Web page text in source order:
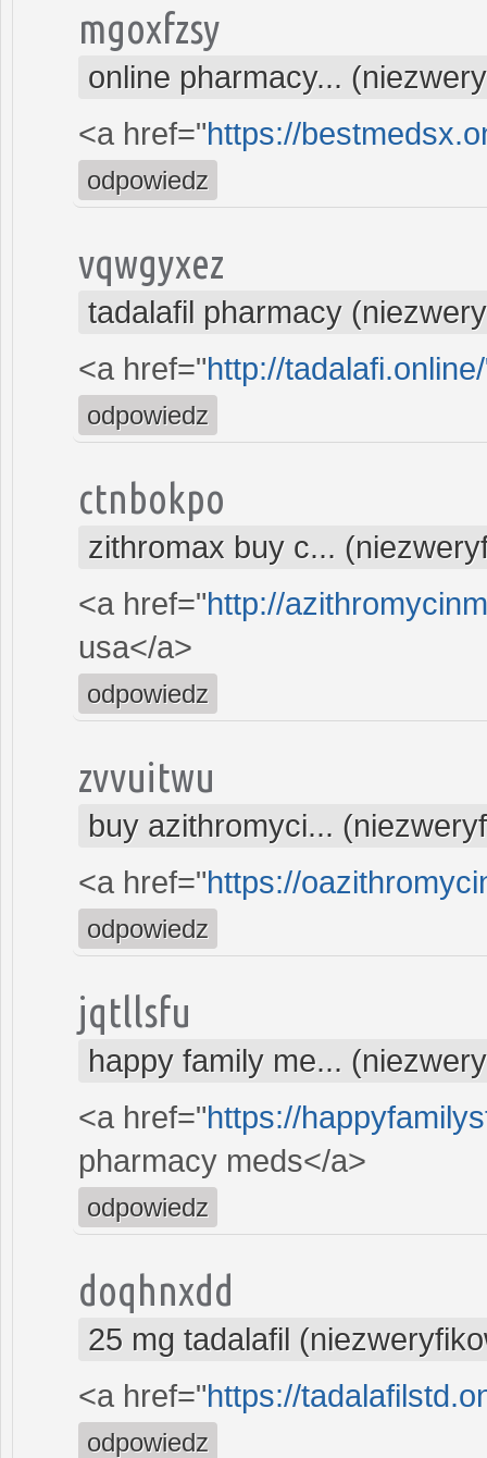
mgoxfzsy
online pharmacy...
<a href="https://
odpowiedz
vqwgyxez
tadalafil pharmacy
<a href="http://
odpowiedz
ctnbokpo
zithromax buy c...
<a href="http://
usa</a>
odpowiedz
zvvuitwu
buy azithromyci...
<a href="https://
odpowiedz
jqtllsfu
happy family me...
<a href="https://
pharmacy meds</a>
odpowiedz
doqhnxdd
25 mg tadalafil
<a href="https://
odpowiedz